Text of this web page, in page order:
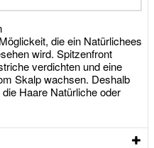
die ein Natürlichees
wird. Spitzenfront
verdichten und eine
Skalp wachsen. Deshalb
Haare Natürliche oder